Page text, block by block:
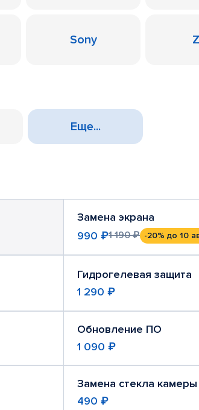
Sony
Еще...
Замена экрана
990 ₽1 190 ₽ -20% до 10
Гидрогелевая защита
1 290 ₽
Обновление ПО
1 090 ₽
Замена стекла камеры
490 ₽